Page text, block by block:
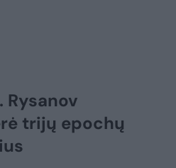
Rysanov
trijų epochų